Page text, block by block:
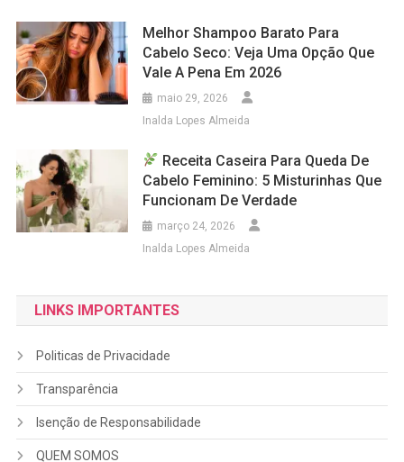
Melhor Shampoo Barato Para
Cabelo Seco: Veja Uma Opção Que
Vale A Pena Em 2026
maio 29, 2026
Inalda Lopes Almeida
Receita Caseira Para Queda De
Cabelo Feminino: 5 Misturinhas Que
Funcionam De Verdade
março 24, 2026
Inalda Lopes Almeida
LINKS IMPORTANTES
Politicas de Privacidade
Transparência
Isenção de Responsabilidade
QUEM SOMOS